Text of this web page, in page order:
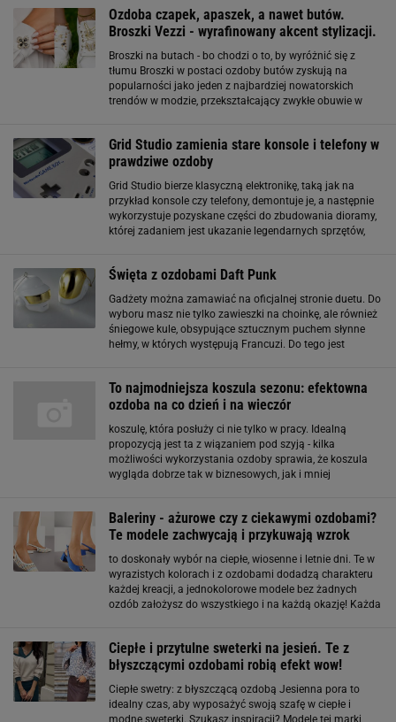
Ozdoba czapek, apaszek, a nawet butów.
Broszki Vezzi - wyrafinowany akcent stylizacji.
Broszki na butach - bo chodzi o to, by wyróżnić się z
tłumu Broszki w postaci ozdoby butów zyskują na
popularności jako jeden z najbardziej nowatorskich
trendów w modzie, przekształcający zwykłe obuwie w
Grid Studio zamienia stare konsole i telefony w
prawdziwe ozdoby
Grid Studio bierze klasyczną elektronikę, taką jak na
przykład konsole czy telefony, demontuje je, a następnie
wykorzystuje pozyskane części do zbudowania dioramy,
której zadaniem jest ukazanie legendarnych sprzętów,
Święta z ozdobami Daft Punk
Gadżety można zamawiać na oficjalnej stronie duetu. Do
wyboru masz nie tylko zawieszki na choinkę, ale również
śniegowe kule, obsypujące sztucznym puchem słynne
hełmy, w których występują Francuzi. Do tego jest
To najmodniejsza koszula sezonu: efektowna
ozdoba na co dzień i na wieczór
koszulę, która posłuży ci nie tylko w pracy. Idealną
propozycją jest ta z wiązaniem pod szyją - kilka
możliwości wykorzystania ozdoby sprawia, że koszula
wygląda dobrze tak w biznesowych, jak i mniej
być
Baleriny - ażurowe czy z ciekawymi ozdobami?
Te modele zachwycają i przykuwają wzrok
to doskonały wybór na ciepłe, wiosenne i letnie dni. Te w
wyrazistych kolorach i z ozdobami dodadzą charakteru
każdej kreacji, a jednokolorowe modele bez żadnych
ozdób założysz do wszystkiego i na każdą okazję! Każda
Ciepłe i przytulne sweterki na jesień. Te z
błyszczącymi ozdobami robią efekt wow!
Ciepłe swetry: z błyszczącą ozdobą Jesienna pora to
idealny czas, aby wyposażyć swoją szafę w ciepłe i
modne sweterki. Szukasz inspiracji? Modele tej marki